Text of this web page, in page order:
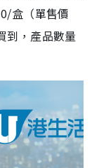
盒（單售價
到，產品數量